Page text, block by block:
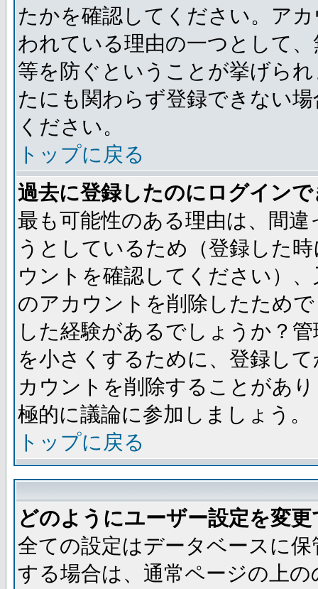
たかを確認してください。ア
われている理由の一つとして
等を防ぐということが挙げら
たにも関わらず登録できない
ください。
トップに戻る
過去に登録したのにログイン
最も可能性のある理由は、間
うとしているため（登録した
ウントを確認してください）
のアカウントを削除したため
した経験があるでしょうか？
を小さくするために、登録し
カウントを削除することがあ
極的に議論に参加しましょう。
トップに戻る
どのようにユーザー設定を変
全ての設定はデータベースに
する場合は、通常ページの上